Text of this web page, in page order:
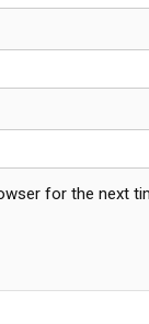
for the next